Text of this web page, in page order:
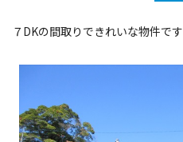
７DKの間取りできれいな物件です